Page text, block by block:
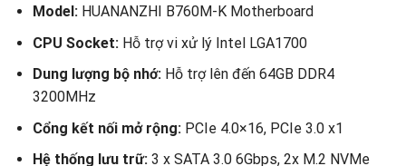
là:
2.000.000₫.
tại
là:
1.650.000₫.
Model:HUANANZHI B760M-K Motherboard
CPU Socket:Hỗ trợ vi xử lý Intel LGA1700
Dung lượng bộ nhớ:Hỗ trợ lên đến 64GB DDR4
3200MHz
Cổng kết nối mở rộng:PCIe 4.0×16, PCIe 3.0 x1
Hệ thống lưu trữ:3 x SATA 3.0 6Gbps, 2x M.2 NVMe